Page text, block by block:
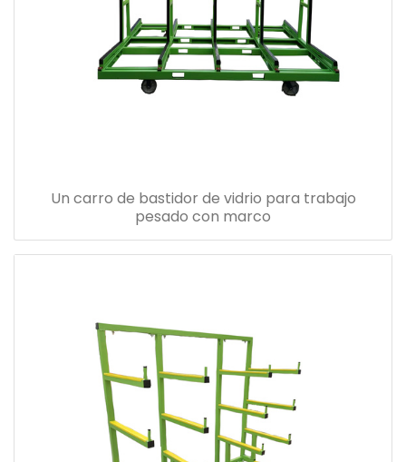
Un carro de bastidor de vidrio para trabajo
pesado con marco